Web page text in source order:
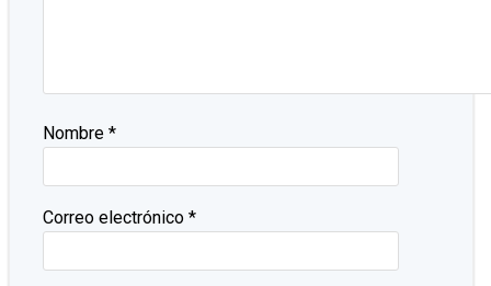
Nombre *
Correo electrónico *